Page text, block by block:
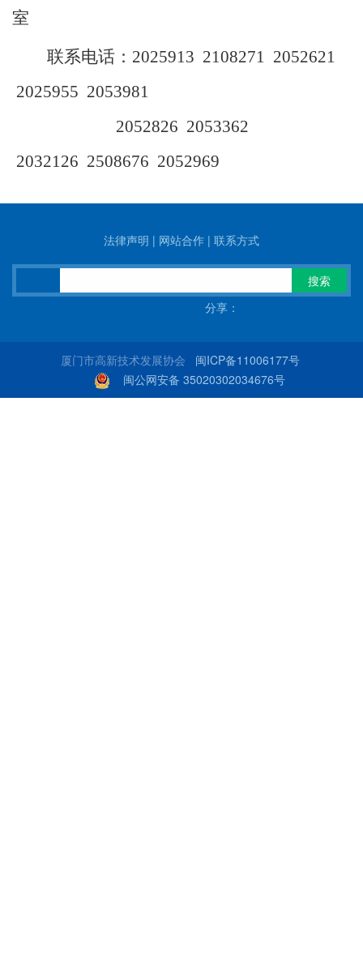
室
联系电话： 2025913 2108271 2052621
2025955 2053981
2052826 2053362
2032126 2508676 2052969
法律声明 | 网站合作 | 联系方式
搜索
分享：
厦门市高新技术发展协会 闽ICP备11006177号
闽公网安备 35020302034676号